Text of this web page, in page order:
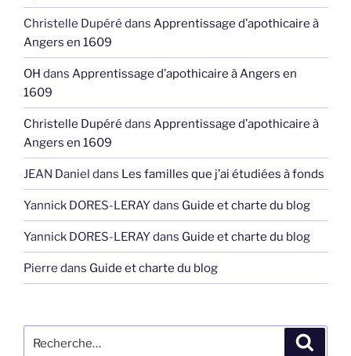
Christelle Dupéré dans Apprentissage d’apothicaire à
Angers en 1609
OH dans Apprentissage d’apothicaire à Angers en
1609
Christelle Dupéré dans Apprentissage d’apothicaire à
Angers en 1609
JEAN Daniel dans Les familles que j’ai étudiées à fonds
Yannick DORES-LERAYdans Guide et charte du blog
Yannick DORES-LERAYdans Guide et charte du blog
Pierre dans Guide et charte du blog
pour